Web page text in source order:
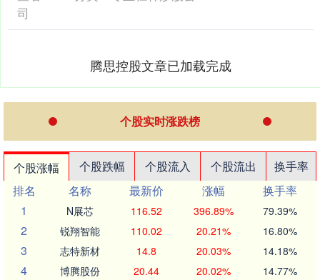
司
腾思控股文章已加载完成
个股实时涨跌榜
个股涨幅 个股跌幅 个股流入 个股流出
换手率
排名
名称 最新价 涨幅
换手率
1
N展芯 116.52 396.89% 79.39%
2 锐翔智能 110.02 20.21% 16.80%
3 志特新材 14.8 20.03% 14.18%
4 博腾股份 20.44 20.02% 14.77%